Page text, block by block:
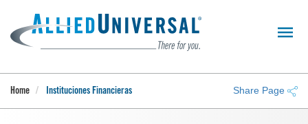
main
content
Home Instituciones Financieras Share Page